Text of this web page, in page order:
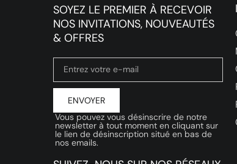
SOYEZ LE PREMIER À RECEVOIR
NOS INVITATIONS, NOUVEAUTÉS
& OFFRES
ENVOYER
Vous pouvez vous désinscrire de notre
newsletter à tout moment en cliquant sur
le lien de désinscription situé en bas de
nos emails.